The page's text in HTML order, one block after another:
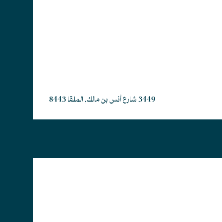
3449 شارع أنس بن مالك, الملقا 8443